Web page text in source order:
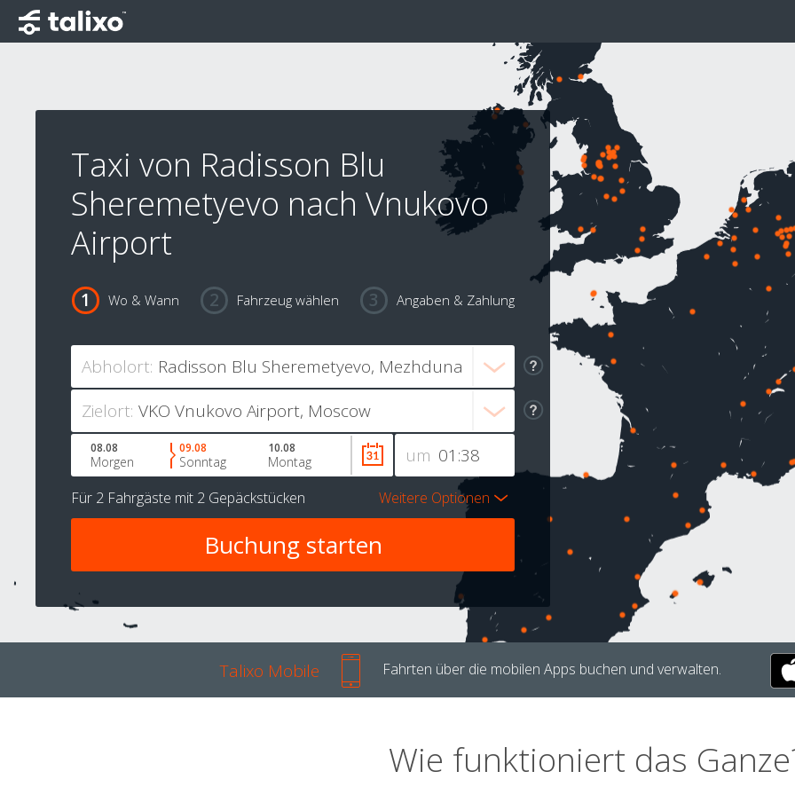
Taxi von Radisson Blu
Sheremetyevo nach Vnukovo
Airport
Wo & Wann Fahrzeug wählen Angaben & Zahlung
Abholort:
Zielort:
um
08.08
Morgen
09.08
Sonntag
10.08
Montag
Für 2 Fahrgäste mit 2 Gepäckstücken Weitere Optionen
Talixo Mobile Fahrten über die mobilen Apps buchen und verwalten.
Wie funktioniert das